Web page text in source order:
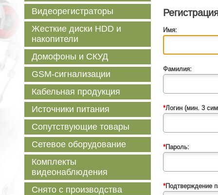
Имя:
Фамилия:
*Логин (мин. 3
*Пароль:
*Подтверждение
Видеорегистраторы
Жесткие диски HDD и
накопители
Домофоны и СКУД
GSM-сигнализации
Кабельная продукция
Источники питания
Сопутствующие товары
Сетевое оборудование
Комплекты
видеонаблюдения
Снято с производства